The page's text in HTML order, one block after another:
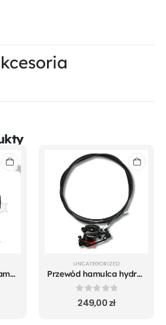
Modyfikacja oprogramowania + montaż MAGIC SWITCH
UNCATEGORIZED
Przewód hamulca hydraulicznego z zaciskiem NUTT tył/przód 10V5
0out of 5
249,00zł